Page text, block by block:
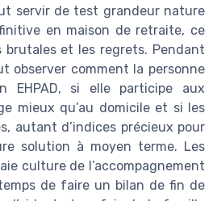
servir de test grandeur nature
en maison de retraite, ce
et les regrets. Pendant
observer comment la personne
EHPAD, si elle participe aux
mieux qu’au domicile et si les
autant d’indices précieux pour
solution à moyen terme. Les
culture de l’accompagnement
de faire un bilan de fin de